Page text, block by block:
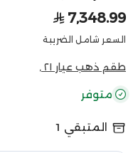
7,348.99
السعر شامل الضريبة
طقم ذهب عيار ٢١ ,
متوفر
المتبقي 1